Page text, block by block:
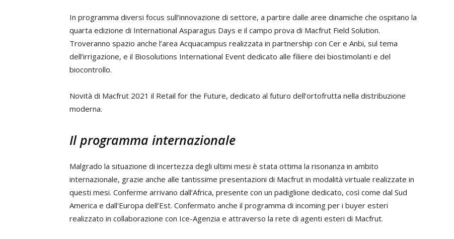
In programma diversi focus sull’innovazione di settore, a partire dalle aree dinamiche che ospitano la
quarta edizione di International Asparagus Days e il campo prova di Macfrut Field Solution.
Troveranno spazio anche l’area Acquacampus realizzata in partnership con Cer e Anbi, sul tema
dell’irrigazione, e il Biosolutions International Event dedicato alle filiere dei biostimolanti e del
biocontrollo.
Novità di Macfrut 2021 il Retail for the Future, dedicato al futuro dell’ortofrutta nella distribuzione
moderna.
Il programma internazionale
Malgrado la situazione di incertezza degli ultimi mesi è stata ottima la risonanza in ambito
internazionale, grazie anche alle tantissime presentazioni di Macfrut in modalità virtuale realizzate in
questi mesi. Conferme arrivano dall’Africa, presente con un padiglione dedicato, così come dal Sud
America e dall'Europa dell’Est. Confermato anche il programma di incoming per i buyer esteri
realizzato in collaborazione con Ice-Agenzia e attraverso la rete di agenti esteri di Macfrut.